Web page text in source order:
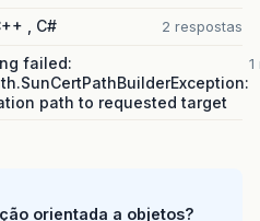
, C# 2 respostas
failed:
path to requested target
orientada a objetos?